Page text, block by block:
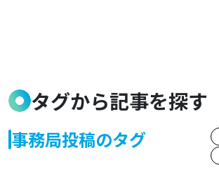
タグから記事を探す
事務局投稿のタグ